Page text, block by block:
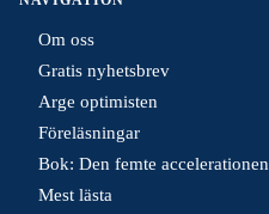
Om oss
Gratis nyhetsbrev
Arge optimisten
Föreläsningar
Bok: Den femte accelerationen
Mest lästa